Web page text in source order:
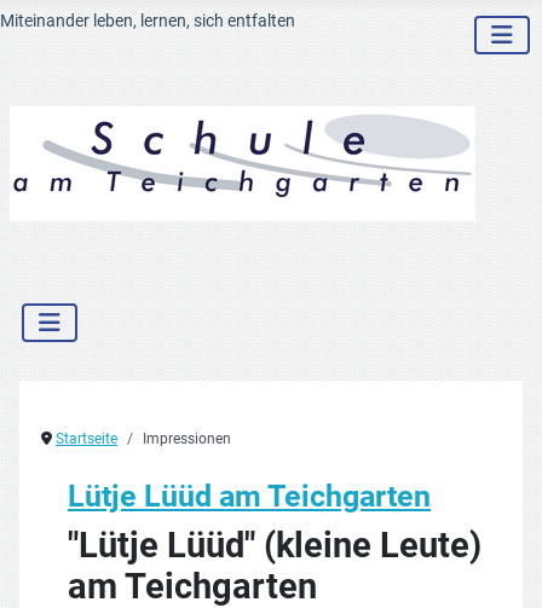
Miteinander leben, lernen, sich entfalten
Startseite Impressionen
Lütje Lüüd am Teichgarten
"Lütje Lüüd" (kleine Leute)
am Teichgarten